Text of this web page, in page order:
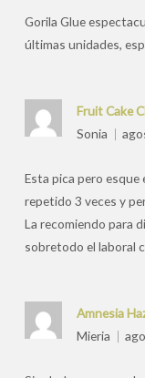
Gorila Glue
últimas unidades,
Fruit Cake
Sonia
Esta pica pero esque
repetido 3 veces y
La recomiendo para
sobretodo el laboral
Amnesia
Mieria